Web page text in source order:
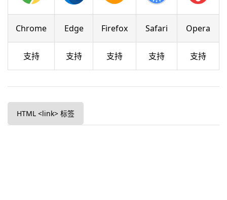
Chrome Edge Firefox Safari Opera
支持 支持 支持 支持 支持
HTML <link> 标签